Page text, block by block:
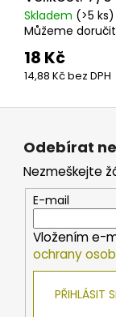
Skladem (>5 ks)
Můžeme
18 Kč
14,88 Kč bez DPH
Odebírat
Nezmeškejte
E-mail
Vložením e-
ochrany
PŘIHLÁSIT